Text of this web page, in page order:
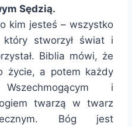
Sędzią.
kim jesteś – wszystko
który stworzył świat i
Biblia mówi, że
życie, a potem każdy
i
twarzą w twarz
Bóg jest